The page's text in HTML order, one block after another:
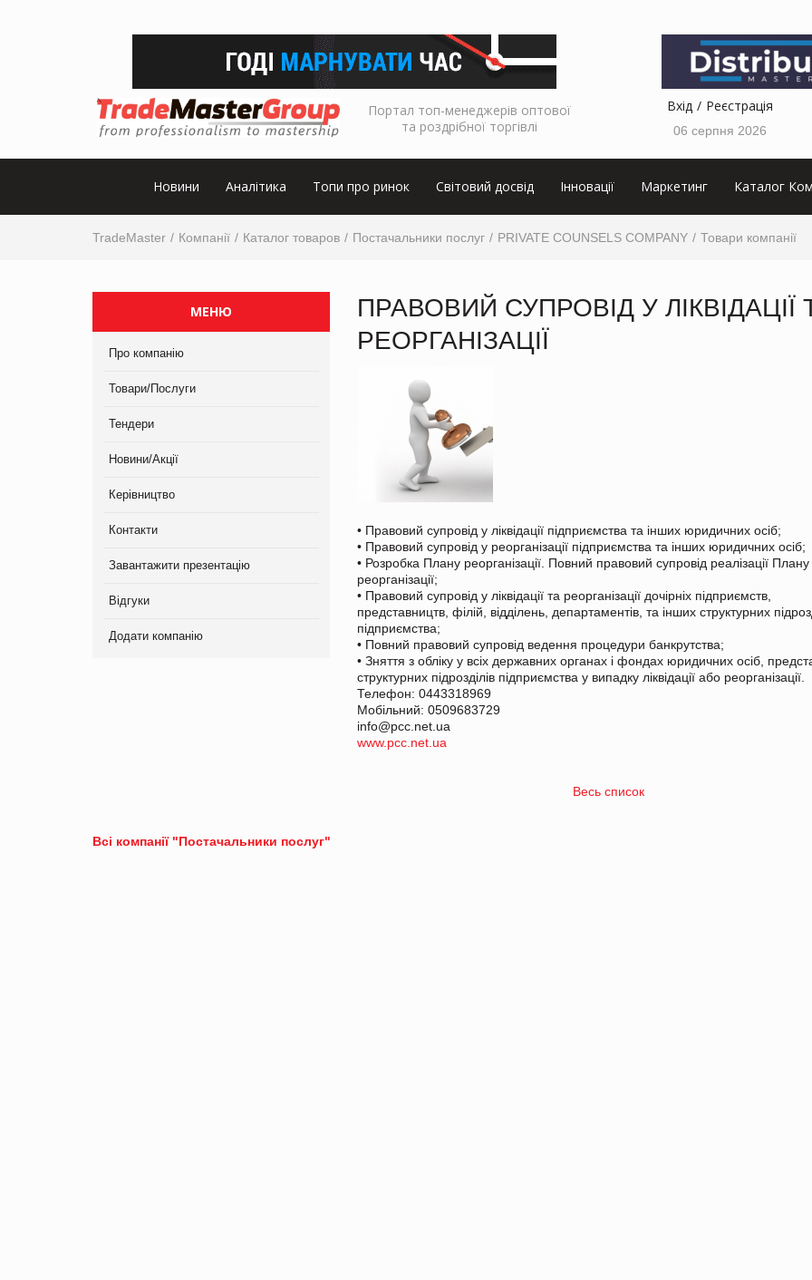
Портал топ-менеджерів оптової
та роздрібної торгівлі
Вхід Реєстрація
06 серпня 2026
Новини Аналітика Топи про ринок Світовий досвід Інновації Маркетинг Каталог
TradeMaster Компанії Каталог товаров Постачальники послуг PRIVATE COUNSELS COMPANY Товари компанії
МЕНЮ
Про компанію
Товари/Послуги
Тендери
Новини/Акції
Керівництво
Контакти
Завантажити презентацію
Відгуки
Додати компанію
ПРАВОВИЙ СУПРОВІД У ЛІКВІДАЦІЇ
РЕОРГАНІЗАЦІЇ
• Правовий супровід у ліквідації підприємства та інших юридичних осіб;
• Правовий супровід у реорганізації підприємства та інших юридичних осіб;
• Розробка Плану реорганізації. Повний правовий супровід реалізації Плану
реорганізації;
• Правовий супровід у ліквідації та реорганізації дочірніх підприємств,
представництв, філій, відділень, департаментів, та інших структурних
підприємства;
• Повний правовий супровід ведення процедури банкрутства;
• Зняття з обліку у всіх державних органах і фондах юридичних осіб,
структурних підрозділів підприємства у випадку ліквідації або реорганізації.
Телефон: 0443318969
Мобільний: 0509683729
info@pcc.net.ua
www.pcc.net.ua
Весь список
Всі компанії "Постачальники послуг"